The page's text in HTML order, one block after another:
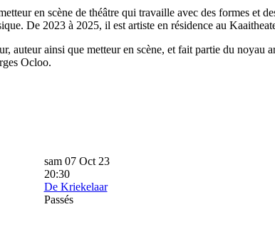
en scène de théâtre qui travaille avec des formes et
De 2023 à 2025, il est artiste en résidence au
auteur ainsi que metteur en scène, et fait partie du
Ocloo.
sam 07 Oct 23
20:30
De Kriekelaar
Passés